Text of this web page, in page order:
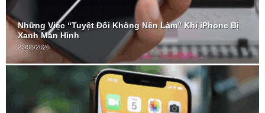
Những Việc “Tuyệt Đối Không Nên Làm” Khi iPhone Bị
Xanh Màn Hình
23/06/2026